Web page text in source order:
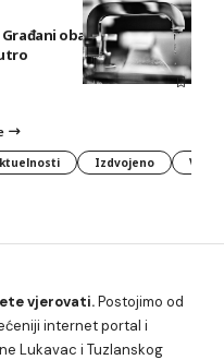
obaviješteni tek u
Izdvojeno
vjerovati.Postojimo od
internet portal i
Lukavac i Tuzlanskog